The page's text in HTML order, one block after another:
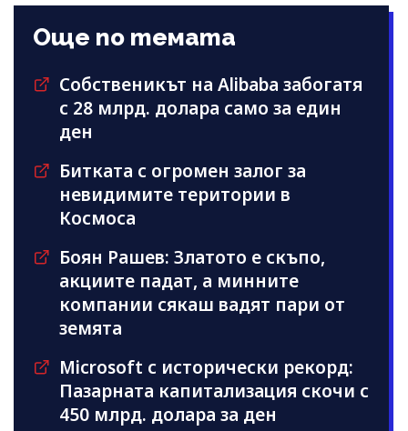
Още по темата
Собственикът на Alibaba забогатя
с 28 млрд. долара само за един
ден
Битката с огромен залог за
невидимите територии в
Космоса
Боян Рашев: Златото е скъпо,
акциите падат, а минните
компании сякаш вадят пари от
земята
Microsoft с исторически рекорд:
Пазарната капитализация скочи с
450 млрд. долара за ден